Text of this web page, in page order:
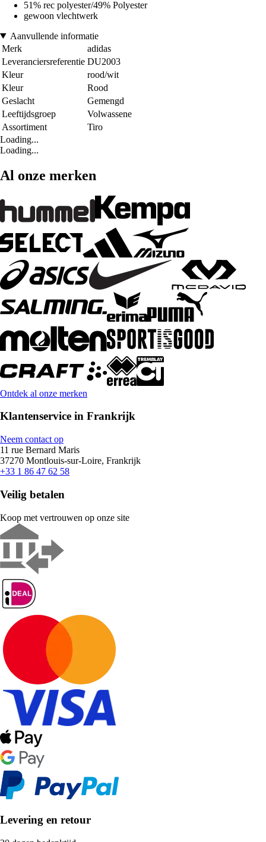
51% rec polyester/49% Polyester
gewoon vlechtwerk
Aanvullende informatie
Merk
adidas
Leveranciersreferentie DU2003
Kleur
rood/wit
Kleur
Rood
Geslacht
Gemengd
Leeftijdsgroep
Volwassene
Assortiment
Tiro
Loading...
Loading...
Al onze merken
Ontdek al onze merken
Klantenservice in Frankrijk
Neem contact op
11 rue Bernard Maris
37270 Montlouis-sur-Loire, Frankrijk
+33 1 86 47 62 58
Veilig betalen
Koop met vertrouwen op onze site
Levering en retour